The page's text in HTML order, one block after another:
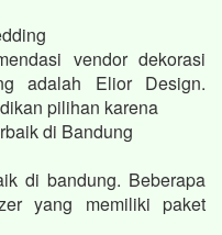
vendor dekorasi
adalah Elior Design.
pilihan karena
di Bandung
di bandung. Beberapa
yang memiliki paket